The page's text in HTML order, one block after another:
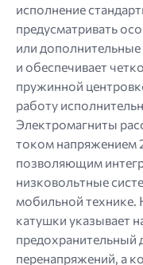
исполнение
предусматривать
или
и обеспечивает
пружинной
работу
Электромагниты
током напряжением
позволяющим
низковольтные
мобильной технике.
катушки указывает
предохранительный
перенапряжений, а